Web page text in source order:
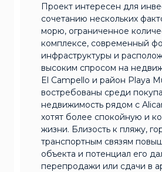
Проект интересен для
сочетанию нескольких
морю, ограниченное
комплексе, современный
инфраструктуры и
высоким спросом на
El Campello и район Playa
востребованы среди
недвижимость рядом с
хотят более спокойную и
жизни. Близость к пляжу,
транспортным связям
объекта и потенциал его
перепродажи или сдачи в